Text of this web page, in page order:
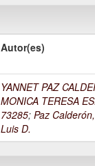
Autor(es)
YANNET PAZ
MONICA TERESA
73285;Paz
Luis D.